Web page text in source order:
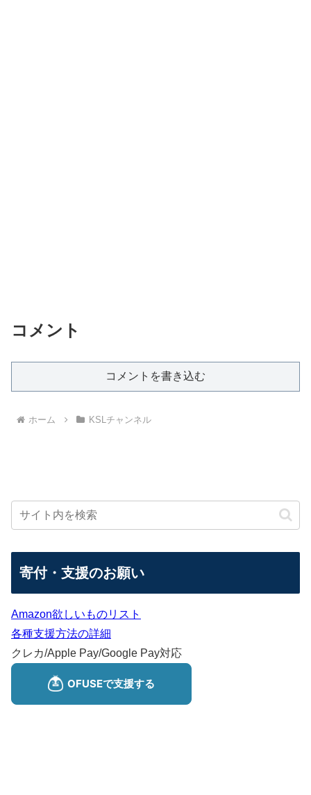
コメント
コメントを書き込む
ホーム KSLチャンネル
寄付・支援のお願い
Amazon欲しいものリスト
各種支援方法の詳細
クレカ/Apple Pay/Google Pay対応